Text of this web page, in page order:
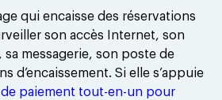
qui encaisse des réservations
son accès Internet, son
messagerie, son poste de
d’encaissement. Si elle s’appuie
paiement tout-en-un pour